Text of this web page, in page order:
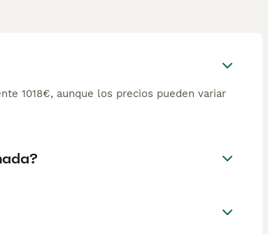
1018€, aunque los precios pueden variar